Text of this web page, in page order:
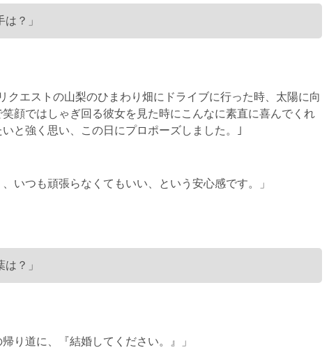
は？」
クエストの山梨のひまわり畑にドライブに行った時、太陽に向
顔ではしゃぎ回る彼女を見た時にこんなに素直に喜んでくれ
と強く思い、この日にプロポーズしました。｣
いつも頑張らなくてもいい、という安心感です。」
は？」
り道に、『結婚してください。』」